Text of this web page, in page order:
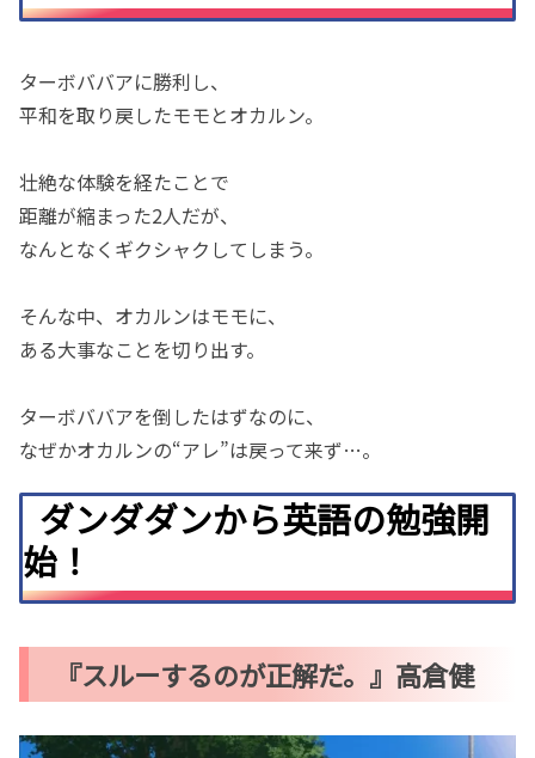
ターボババアに勝利し、
平和を取り戻したモモとオカルン。
壮絶な体験を経たことで
距離が縮まった2人だが、
なんとなくギクシャクしてしまう。
そんな中、オカルンはモモに、
ある大事なことを切り出す。
ターボババアを倒したはずなのに、
なぜかオカルンの“アレ”は戻って来ず…。
ダンダダンから英語の勉強開
始！
『スルーするのが正解だ。』高倉健